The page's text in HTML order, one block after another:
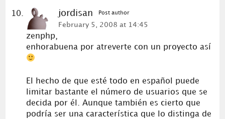
jordisan Post author
February 5, 2008 at 14:45
zenphp,
enhorabuena por atreverte con un proyecto así
El hecho de que esté todo en español puede
limitar bastante el número de usuarios que se
decida por él. Aunque también es cierto que
podría ser una característica que lo distinga de